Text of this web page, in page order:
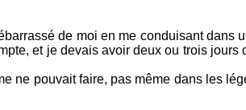
de moi en me conduisant dans
et je devais avoir deux ou trois jours
ne pouvait faire, pas même dans les